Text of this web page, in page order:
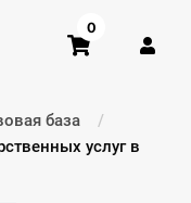
0
база
услуг в